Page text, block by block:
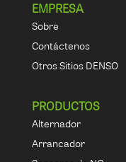
EMPRESA
Sobre
Contáctenos
Otros Sitios DENSO
PRODUCTOS
Alternador
Arrancador